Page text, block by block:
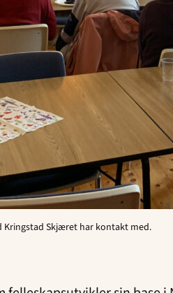
Kringstad Skjæret har kontakt med.